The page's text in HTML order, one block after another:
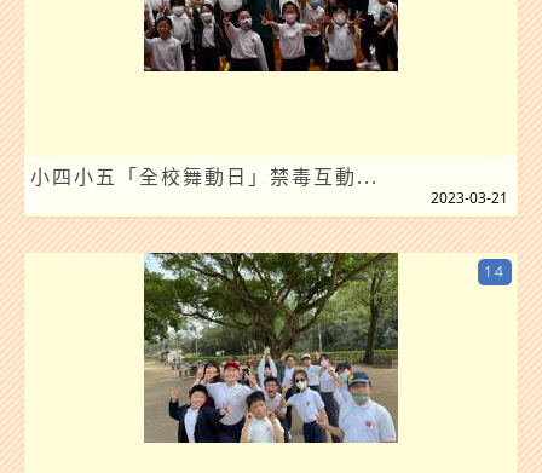
小四小五「全校舞動日」禁毒互動...
2023-03-21
14